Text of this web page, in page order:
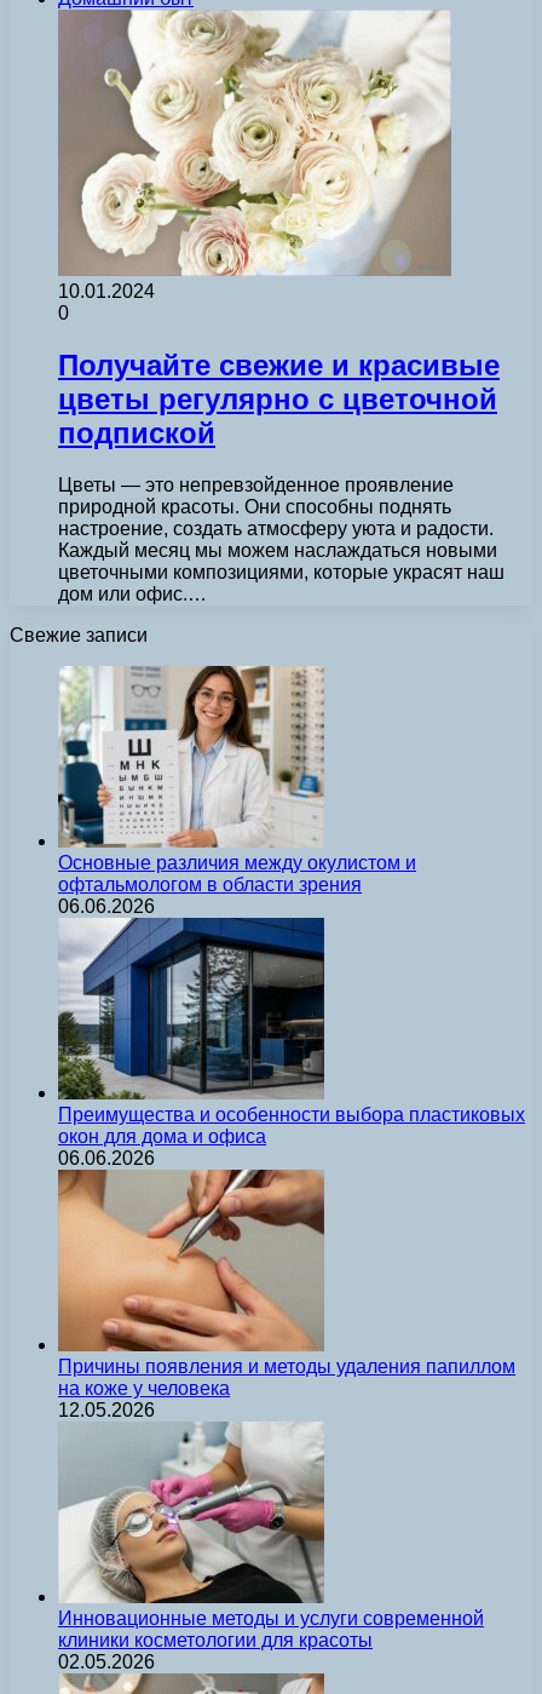
10.01.2024
0
Получайте свежие и красивые
цветы регулярно с цветочной
подпиской
Цветы — это непревзойденное проявление
природной красоты. Они способны поднять
настроение, создать атмосферу уюта и радости.
Каждый месяц мы можем наслаждаться новыми
цветочными композициями, которые украсят наш
дом или офис.…
Свежие записи
Основные различия между окулистом и
офтальмологом в области зрения
06.06.2026
Преимущества и особенности выбора пластиковых
окон для дома и офиса
06.06.2026
Причины появления и методы удаления папиллом
на коже у человека
12.05.2026
Инновационные методы и услуги современной
клиники косметологии для красоты
02.05.2026